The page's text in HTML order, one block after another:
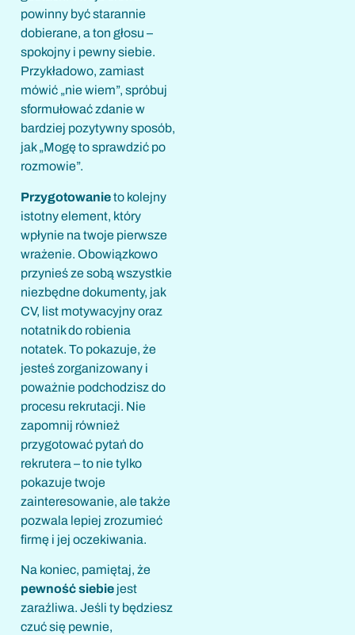
powinny być starannie
dobierane, a ton głosu –
spokojny i pewny siebie.
Przykładowo, zamiast
mówić „nie wiem”, spróbuj
sformułować zdanie w
bardziej pozytywny sposób,
jak „Mogę to sprawdzić po
rozmowie”.
Przygotowanieto kolejny
istotny element, który
wpłynie na twoje pierwsze
wrażenie. Obowiązkowo
przynieś ze sobą wszystkie
niezbędne dokumenty, jak
CV, list motywacyjny oraz
notatnik do robienia
notatek. To pokazuje, że
jesteś zorganizowany i
poważnie podchodzisz do
procesu rekrutacji. Nie
zapomnij również
przygotować pytań do
rekrutera – to nie tylko
pokazuje twoje
zainteresowanie, ale także
pozwala lepiej zrozumieć
firmę i jej oczekiwania.
Na koniec, pamiętaj, że
pewność siebie jest
zaraźliwa. Jeśli ty będziesz
czuć się pewnie,